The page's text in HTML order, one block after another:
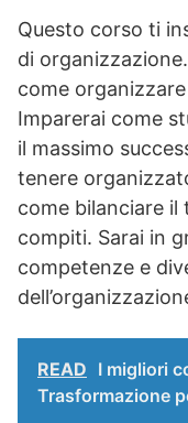
Questo corso ti
di
come
Imparerai come
il massimo
tenere
come bilanciare
compiti. Sarai in
competenze e
READ I migliori
Trasformazione